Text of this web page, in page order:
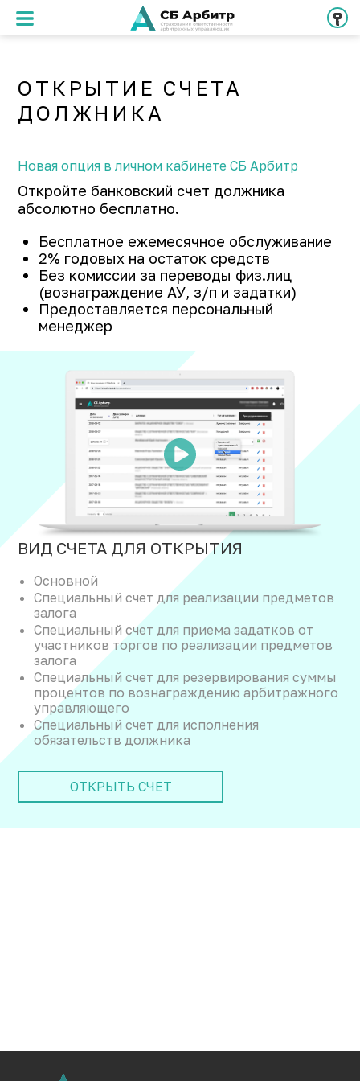
ОТКРЫТИЕ СЧЕТА
ДОЛЖНИКА
Новая опция в личном кабинете СБ Арбитр
Откройте банковский счет должника
абсолютно бесплатно.
Бесплатное ежемесячное обслуживание
2% годовых на остаток средств
Без комиссии за переводы физ.лиц
(вознаграждение АУ, з/п и задатки)
Предоставляется персональный
менеджер
ВИД СЧЕТА ДЛЯ ОТКРЫТИЯ
Основной
Специальный счет для реализации предметов
залога
Специальный счет для приема задатков от
участников торгов по реализации предметов
залога
Специальный счет для резервирования суммы
процентов по вознаграждению арбитражного
управляющего
Специальный счет для исполнения
обязательств должника
ОТКРЫТЬ СЧЕТ